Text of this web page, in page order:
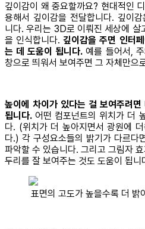
깊이감이 왜 중요할까요? 현대적인
용해서 깊이감을 전달합니다. 깊이
니다. 우리는 3D로 이뤄진 세상에 살
을 인식합니다.깊이감을 주면 인터
는 데 도움이 됩니다. 예를 들어서,
창으로 띄워서 보여주면 그 자체만으
높이에 차이가 있다는 걸 보여주려
됩니다. 어떤 컴포넌트의 위치가 더
다. (위치가 더 높아지면서 광원에
다.) 각 구성요소들의 밝기가 다르다
파악할 수 있습니다. 그리고 그림자
두리를 잘 보여주는 것도 도움이 됩니
표면의 고도가 높을수록 더 밝